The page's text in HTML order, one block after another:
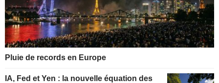
Pluie de records en Europe
IA, Fed et Yen : la nouvelle équation des